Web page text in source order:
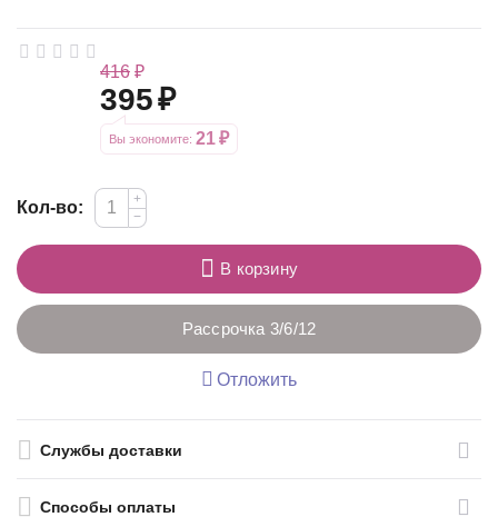
416 ₽
395₽
Вы экономите: 21₽
Кол-во:
+
−
В корзину
Рассрочка 3/6/12
Отложить
Службы доставки
Способы оплаты